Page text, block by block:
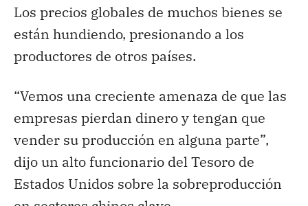
Los precios globales de muchos bienes se
están hundiendo, presionando a los
productores de otros países.
“Vemos una creciente amenaza de que las
empresas pierdan dinero y tengan que
vender su producción en alguna parte”,
dijo un alto funcionario del Tesoro de
Estados Unidos sobre la sobreproducción